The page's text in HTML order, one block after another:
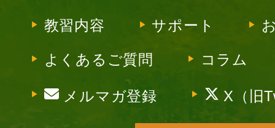
教習内容 サポート
よくあるご質問 コラム
メルマガ登録 X（旧